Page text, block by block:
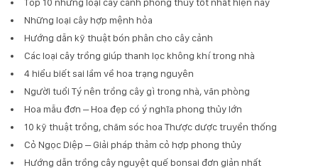
Những loại cây hợp mệnh hỏa
Hướng dẫn kỹ thuật bón phân cho cây cảnh
Các loại cây trồng giúp thanh lọc không khí trong nhà
4 hiểu biết sai lầm về hoa trạng nguyên
Người tuổi Tý nên trồng cây gì trong nhà, văn phòng
Hoa mẫu đơn – Hoa đẹp có ý nghĩa phong thủy lớn
10 kỹ thuật trồng, chăm sóc hoa Thược dược truyền thống
Cỏ Ngọc Diệp – Giải pháp thảm cỏ hợp phong thủy
Hướng dẫn trồng cây nguyệt quế bonsai đơn giản nhất